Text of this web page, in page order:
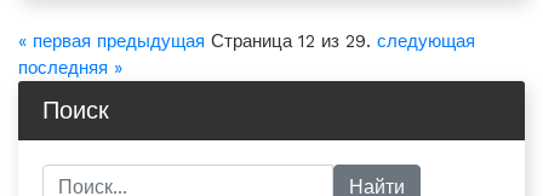
« первая предыдущая Страница 12 из 29. следующая
последняя »
Поиск